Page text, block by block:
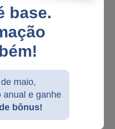
base.
maio,
anual e ganhe
bônus!
ser
2025